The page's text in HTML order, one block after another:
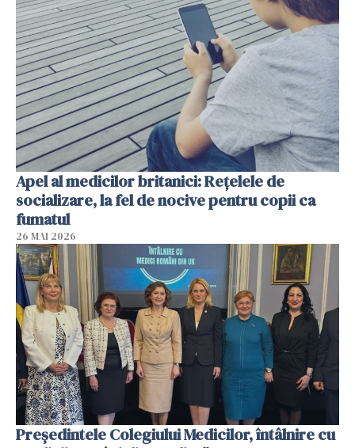
Apel al medicilor britanici: Reţelele de
socializare, la fel de nocive pentru copii ca
fumatul
26 MAI 2026
Președintele Colegiului Medicilor, întâlnire cu